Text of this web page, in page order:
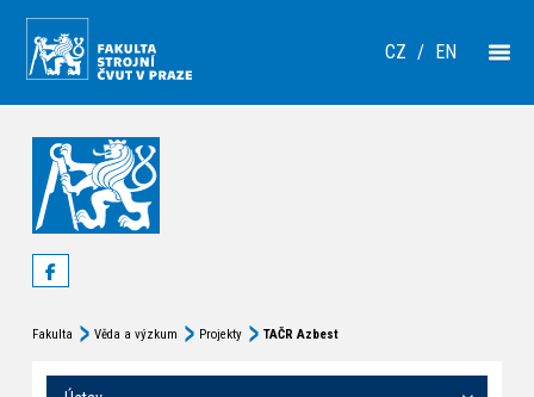
CZ / EN
Fakulta Věda a výzkum Projekty TAČR Azbest